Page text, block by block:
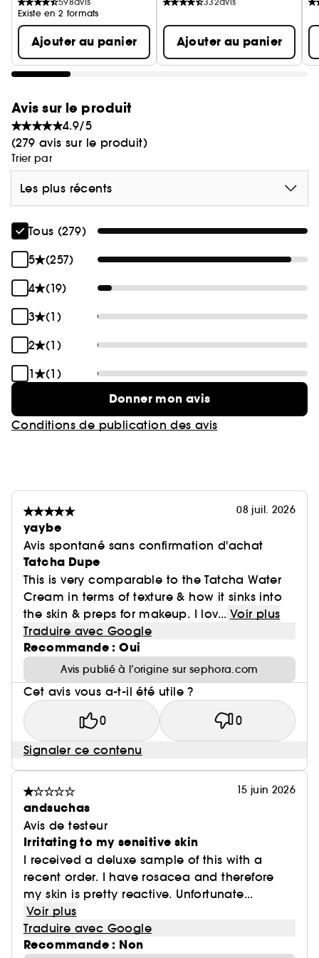
Existe en 2 formats
Ajouter au panier Ajouter au panier
Avis sur le produit
4.9/5
(279 avis sur le produit)
Trier par
Les plus récents
Tous (279)
5
(257)
4
(19)
3
(1)
2
(1)
1
(1)
Donner mon avis
Conditions de publication des avis
08 juil. 2026
yaybe
Avis spontané sans confirmation d'achat
Tatcha Dupe
This is very comparable to the Tatcha Water
Cream in terms of texture & how it sinks into
the skin & preps for makeup. I lov... Voir plus
Traduire avec Google
Recommande : Oui
Avis publié à l’origine sur sephora.com
Cet avis vous a-t-il été utile ?
0 0
Signaler ce contenu
15 juin 2026
andsuchas
Avis de testeur
Irritating to my sensitive skin
I received a deluxe sample of this with a
recent order. I have rosacea and therefore
my skin is pretty reactive. Unfortunate...
Voir plus
Traduire avec Google
Recommande : Non